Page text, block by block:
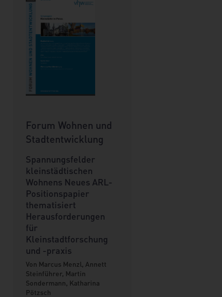
Forum Wohnen und
Stadtentwicklung
Spannungsfelder
kleinstädtischen
Wohnens Neues ARL-
Positionspapier
thematisiert
Herausforderungen
für
Kleinstadtforschung
und -praxis
Von Marcus Menzl, Annett
Steinführer, Martin
Sondermann, Katharina
Pötzsch